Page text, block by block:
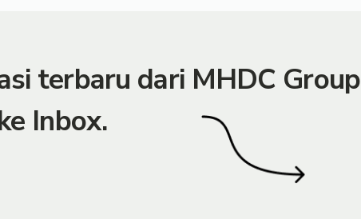
terbaru dari MHDC Group
Inbox.